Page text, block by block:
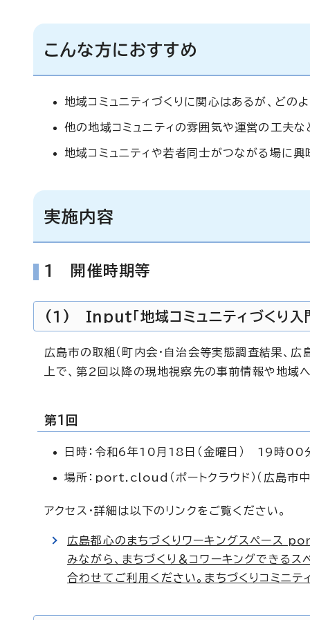
こんな方におすすめ
地域コミュニティづくりに関心はあるが、どの
他の地域コミュニティの雰囲気や運営の工夫
地域コミュニティや若者同士がつながる場に興
実施内容
1 開催時期等
(1) Input 「地域コミュニティづくり入
広島市の取組（町内会・自治会等実態調査結果、
上で、第2回以降の現地視察先の事前情報や地域
第1回
日時：令和6年10月18日（金曜日） 19時
場所：port.cloud（ポートクラウド）（広島
アクセス・詳細は以下のリンクをご覧ください。
広島都心のまちづくりワーキングスペー
みながら、まちづくり＆コワーキングできるス
合わせてご利用ください。まちづくりコミ